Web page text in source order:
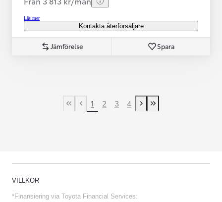
Läs mer
Kontakta återförsäljare
Jämförelse Spara
First Page
Previous page
1 2 3 4
Next page
Last Page
VILLKOR
*Finansiering via Toyota Financial Services: